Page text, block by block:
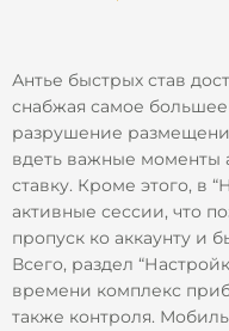
Антье быстрых став
снабжая самое
разрушение
вдеть важные моменты
ставку. Кроме этого, в
активные сессии, что
пропуск ко аккаунту и
Всего, раздел
времени комплекс
также контроля.